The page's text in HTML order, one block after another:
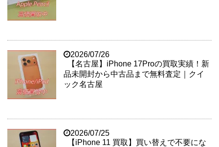
2026/07/26
【名古屋】iPhone 17Proの買取実績！新
品未開封から中古品まで無料査定｜クイ
ック名古屋
2026/07/25
【iPhone 11 買取】買い替えで不要にな